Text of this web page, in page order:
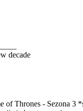
decade
of Thrones - Sezona 3